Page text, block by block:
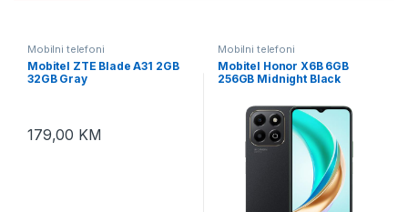
Mobilni telefoni
Mobitel ZTE Blade A31 2GB
32GB Gray
179,00 KM
Mobilni telefoni
Mobitel Honor X6B 6GB
256GB Midnight Black